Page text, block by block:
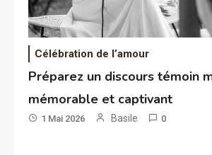
Célébration de l’amour
Préparez un discours témoin
mémorable et captivant
1 Mai 2026 Basile 0